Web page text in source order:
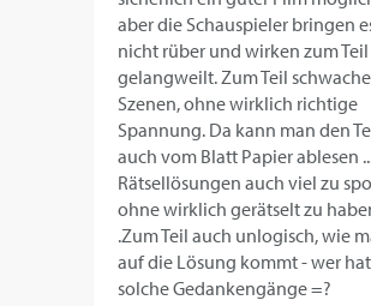
aber die Schauspieler bringen
nicht rüber und wirken zum
gelangweilt. Zum Teil schwache
Szenen, ohne wirklich richtige
Spannung. Da kann man den
auch vom Blatt Papier ablesen
Rätsellösungen auch viel zu
ohne wirklich gerätselt zu
.Zum Teil auch unlogisch, wie
auf die Lösung kommt - wer hat
solche Gedankengänge =?